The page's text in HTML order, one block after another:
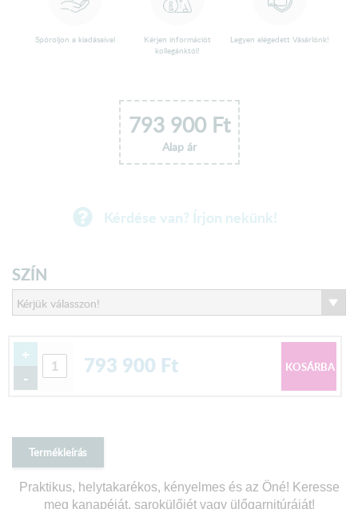
Spóroljon a kiadásaival
Kérjen információt
kollegánktól!
Legyen elégedett Vásárlónk!
793 900Ft
Alap ár
Kérdése van? Írjon nekünk!
SZÍN
+
-
793 900 Ft
Termékleírás
Praktikus, helytakarékos, kényelmes és az Öné! Keresse
meg kanapéját, sarokülőjét vagy ülőgarnitúráját!